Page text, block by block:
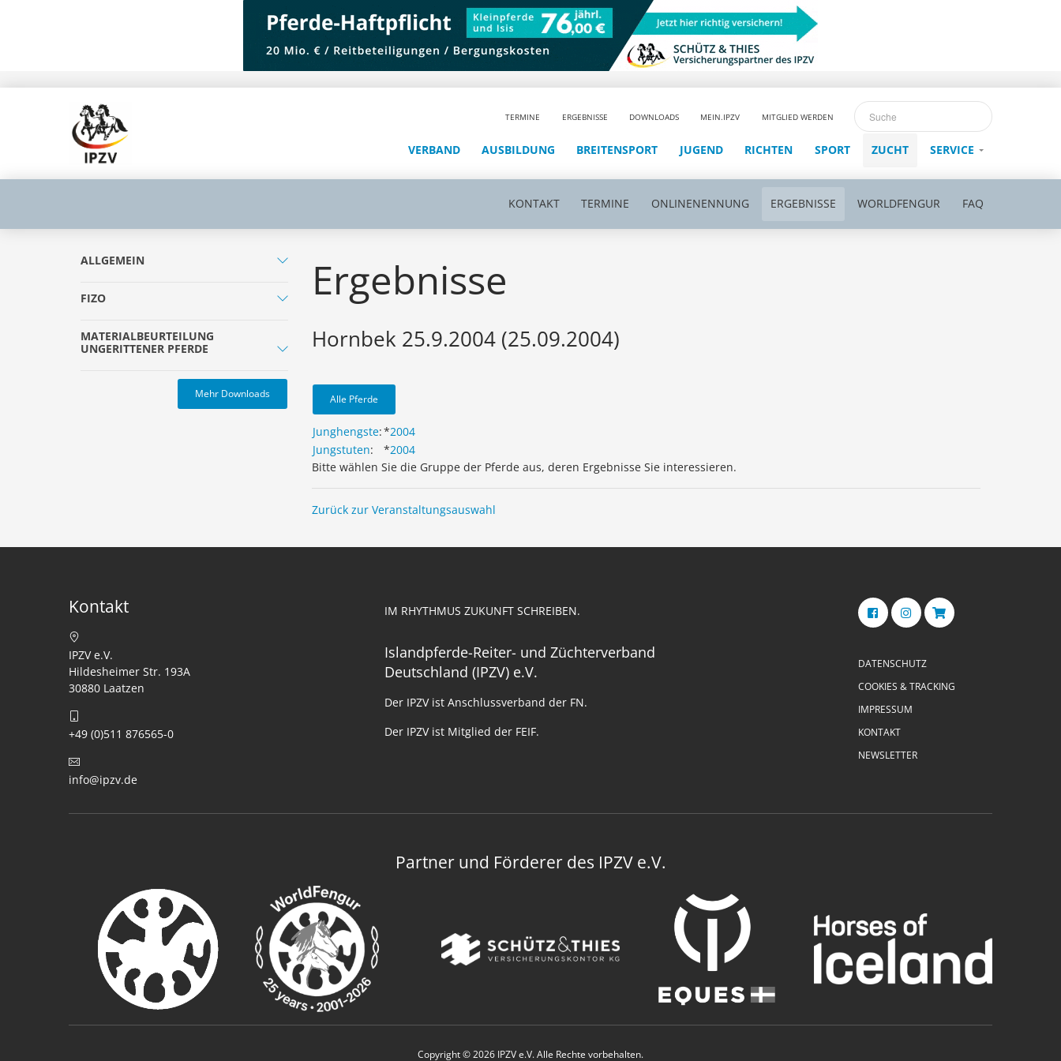
TERMINE ERGEBNISSE DOWNLOADS MEIN.IPZV MITGLIED WERDEN
VERBAND AUSBILDUNG BREITENSPORT JUGEND RICHTEN SPORT ZUCHT SERVICE
KONTAKT TERMINE ONLINENENNUNG ERGEBNISSE WORLDFENGUR FAQ
ALLGEMEIN
FIZO
MATERIALBEURTEILUNG
UNGERITTENER PFERDE
Mehr Downloads
Ergebnisse
Hornbek 25.9.2004 (25.09.2004)
Alle Pferde
Junghengste:*2004
Jungstuten: *2004
Bitte wählen Sie die Gruppe der Pferde aus, deren Ergebnisse Sie interessieren.
Zurück zur Veranstaltungsauswahl
Kontakt
IPZV e.V.
Hildesheimer Str. 193A
30880 Laatzen
+49 (0)511 876565-0
info@ipzv.de
IM RHYTHMUS ZUKUNFT SCHREIBEN.
Islandpferde-Reiter- und Züchterverband
Deutschland (IPZV) e.V.
Der IPZV ist Anschlussverband der FN.
Der IPZV ist Mitglied der FEIF.
DATENSCHUTZ
COOKIES & TRACKING
IMPRESSUM
KONTAKT
NEWSLETTER
Partner und Förderer des IPZV e.V.
Copyright © 2026 IPZV e.V. Alle Rechte vorbehalten.